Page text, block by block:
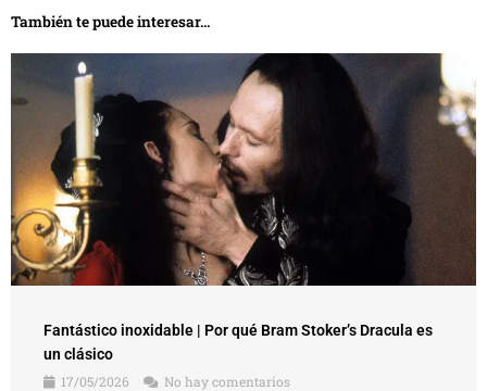
También te puede interesar...
Fantástico inoxidable | Por qué Bram Stoker’s Dracula es
un clásico
17/05/2026
No hay comentarios